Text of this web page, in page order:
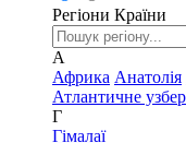
Регіони Країни
А
Африка Анатолія
Атлантичне
Г
Гімалаї